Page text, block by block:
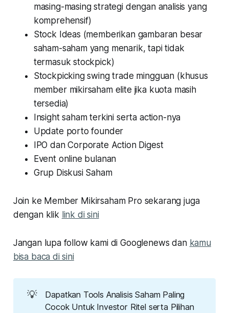
masing-masing strategi dengan analisis yang
komprehensif)
Stock Ideas (memberikan gambaran besar
saham-saham yang menarik, tapi tidak
termasuk stockpick)
Stockpicking swing trade mingguan (khusus
member mikirsaham elite jika kuota masih
tersedia)
Insight saham terkini serta action-nya
Update porto founder
IPO dan Corporate Action Digest
Event online bulanan
Grup Diskusi Saham
Join ke Member Mikirsaham Pro sekarang juga
dengan klik link di sini
Jangan lupa follow kami di Googlenews dan kamu
bisa baca di sini
💡
Dapatkan Tools Analisis Saham Paling
Cocok Untuk Investor Ritel serta Pilihan